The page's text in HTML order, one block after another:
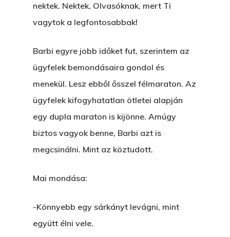
nektek. Nektek, Olvasóknak, mert Ti
vagytok a legfontosabbak!
Barbi egyre jobb időket fut, szerintem az
ügyfelek bemondásaira gondol és
menekül. Lesz ebből ősszel félmaraton. Az
ügyfelek kifogyhatatlan ötletei alapján
egy dupla maraton is kijönne. Amúgy
biztos vagyok benne, Barbi azt is
megcsinálni. Mint az köztudott.
Mai mondása:
-Könnyebb egy sárkányt levágni, mint
együtt élni vele.